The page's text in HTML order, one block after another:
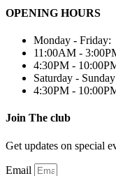
OPENING HOURS
Monday - Friday:
11:00AM -
4:30PM -
Saturday -
4:30PM -
Join The club
Get updates on special
Email